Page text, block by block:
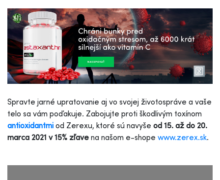
Spravte jarné upratovanie aj vo svojej životospráve a vaše
telo sa vám poďakuje. Zabojujte proti škodlivým toxínom
antioxidantmi od Zerexu, ktoré sú navyše od 15. až do 20.
marca 2021 v 15% zľave na našom e-shope www.zerex.sk.